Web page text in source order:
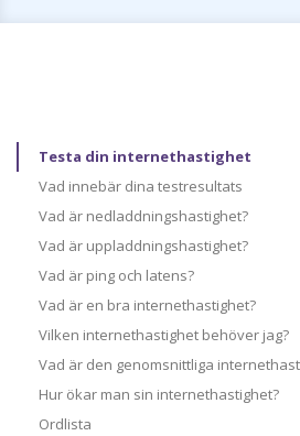
Testa din internethastighet
Vad innebär dina testresultats
Vad är nedladdningshastighet?
Vad är uppladdningshastighet?
Vad är ping och latens?
Vad är en bra internethastighet?
Vilken internethastighet behöver jag?
Vad är den genomsnittliga
Hur ökar man sin internethastighet?
Ordlista